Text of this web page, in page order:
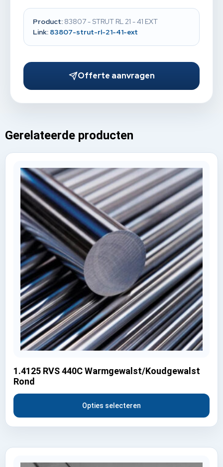
Product: 83807 - STRUT RL 21 - 41 EXT
Link: 83807-strut-rl-21-41-ext
Offerte aanvragen
Gerelateerde producten
1.4125 RVS 440C Warmgewalst/Koudgewalst
Rond
Opties selecteren